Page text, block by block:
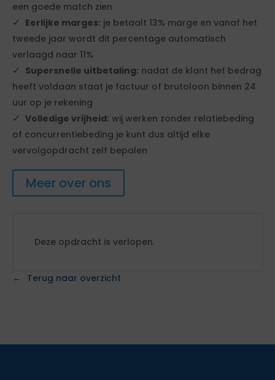
een goede match zien
Eerlijke marges: je betaalt 13% marge en vanaf het
tweede jaar wordt dit percentage automatisch
verlaagd naar 11%
Supersnelle uitbetaling: nadat de klant het bedrag
heeft voldaan staat je factuur of brutoloon binnen 24
uur op je rekening
Volledige vrijheid: wij werken zonder relatiebeding
of concurrentiebeding je kunt dus altijd elke
vervolgopdracht zelf bepalen
Meer over ons
Deze opdracht is verlopen.
Terug naar overzicht